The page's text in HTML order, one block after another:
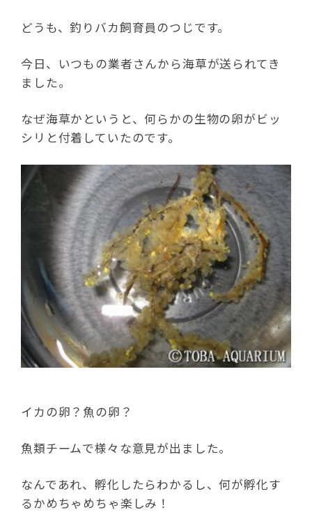
どうも、釣りバカ飼育員のつじです。
今日、いつもの業者さんから海草が送られてき
ました。
なぜ海草かというと、何らかの生物の卵がビッ
シリと付着していたのです。
イカの卵？魚の卵？
魚類チームで様々な意見が出ました。
なんであれ、孵化したらわかるし、何が孵化す
るかめちゃめちゃ楽しみ！